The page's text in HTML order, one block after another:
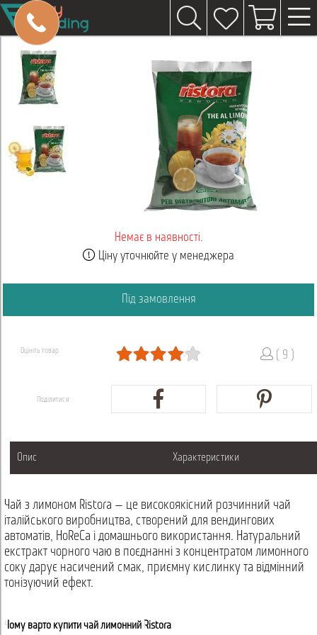
Немає в наявності.
Ціну уточнюйте у менеджера
Під замовлення
Оцініть товар ( 9 )
Поділитися
Опис Характеристики
Чай з лимоном Ristora — це високоякісний розчинний чай
італійського виробництва, створений для вендингових
автоматів, HoReCa і домашнього використання. Натуральний
екстракт чорного чаю в поєднанні з концентратом лимонного
соку дарує насичений смак, приємну кислинку та відмінний
тонізуючий ефект.
Чому варто купити чай лимонний Ristora